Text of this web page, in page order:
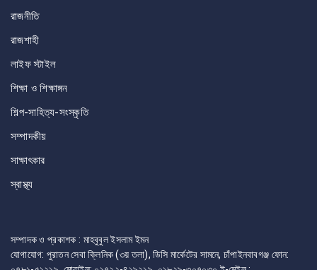
রাজনীতি
রাজশাহী
লাইফ স্টাইল
শিক্ষা ও শিক্ষাঙ্গন
শিল্প-সাহিত্য-সংস্কৃতি
সম্পাদকীয়
সাক্ষাৎকার
স্বাস্থ্য
সম্পাদক ও প্রকাশক : মাহবুবুল ইসলাম ইমন
যোগাযোগ: পুরাতন সেবা ক্লিনিক (৩য় তলা), ডিসি মার্কেটের সামনে, চাঁপাইনবাবগঞ্জ ফোন: